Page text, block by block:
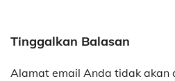
Tinggalkan Balasan
Alamat email Anda tidak akan